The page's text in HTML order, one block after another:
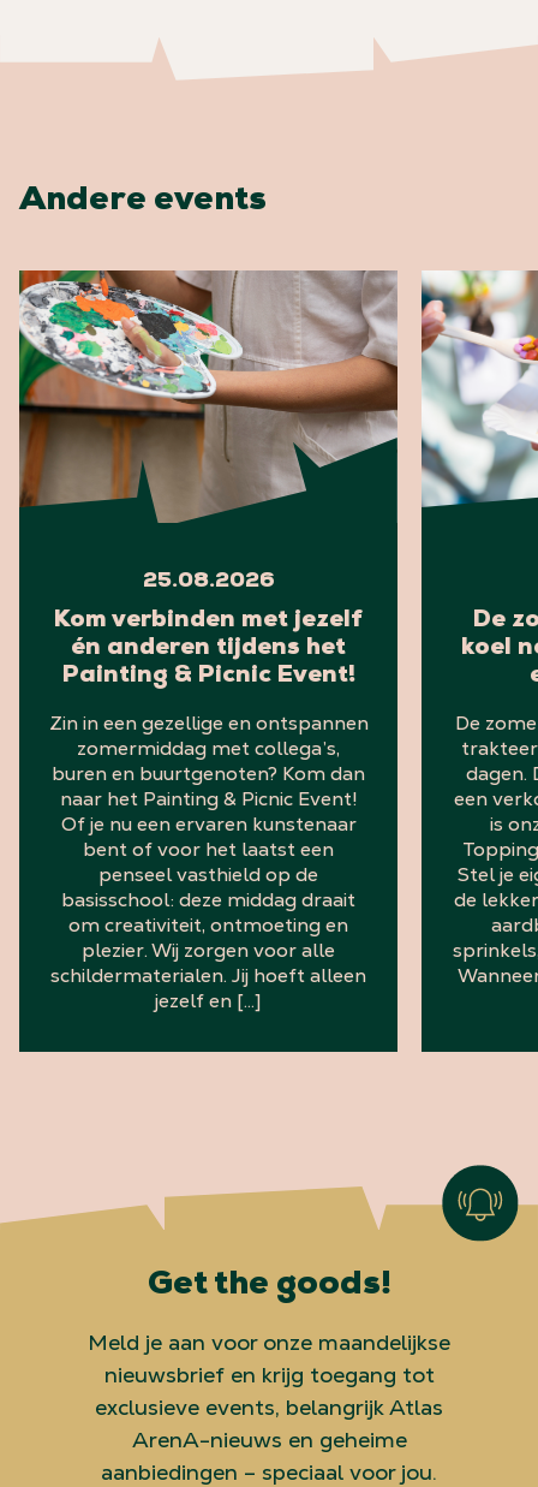
Andere events
25.08.2026
Kom verbinden met jezelf
én anderen tijdens het
Painting & Picnic Event!
Zin in een gezellige en ontspannen
zomermiddag met collega’s,
buren en buurtgenoten? Kom dan
naar het Painting & Picnic Event!
Of je nu een ervaren kunstenaar
bent of voor het laatst een
penseel vasthield op de
basisschool: deze middag draait
om creativiteit, ontmoeting en
plezier. Wij zorgen voor alle
schildermaterialen. Jij hoeft alleen
jezelf en […]
De
koel
De
dagen.
een
is
Stel je
de
Get the goods!
Meld je aan voor onze maandelijkse
nieuwsbrief en krijg toegang tot
exclusieve events, belangrijk Atlas
ArenA-nieuws en geheime
aanbiedingen – speciaal voor jou.